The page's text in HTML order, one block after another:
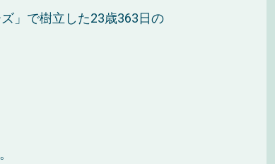
」で樹立した23歳363日の